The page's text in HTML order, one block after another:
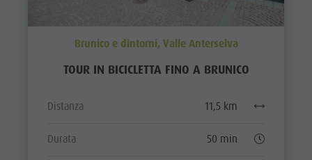
Brunico e dintorni, Valle Anterselva
TOUR IN BICICLETTA FINO A BRUNICO
Distanza 11,5 km
Durata 50 min